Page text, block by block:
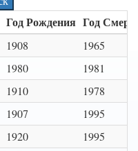
Год Рождения Год
1908
1965
1980
1981
1910
1978
1907
1995
1920
1995